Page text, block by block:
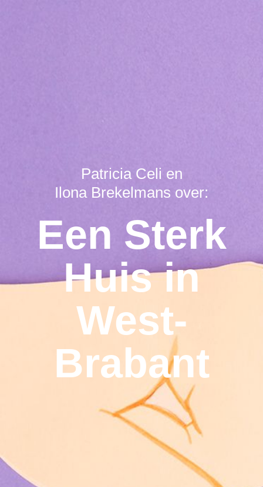
Patricia Celi en
Ilona Brekelmans over:
Een Sterk
Huis in
West-
Brabant